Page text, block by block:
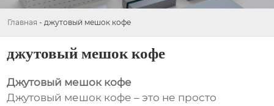
Главная - джутовый мешок кофе
джутовый мешок кофе
Джутовый мешок кофе
Джутовый мешок кофе – это не просто